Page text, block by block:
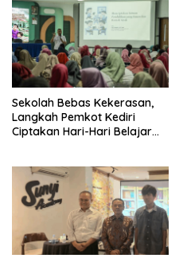
Sekolah Bebas Kekerasan,
Langkah Pemkot Kediri
Ciptakan Hari-Hari Belajar